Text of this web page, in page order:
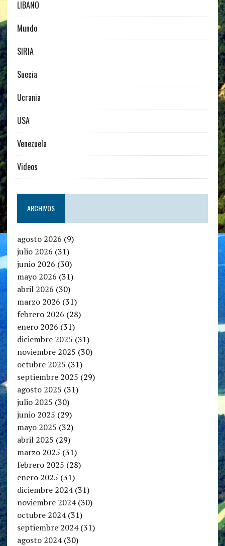
LIBANO
Mundo
SIRIA
Suecia
Ucrania
USA
Venezuela
Videos
ARCHIVOS
agosto 2026 (9)
julio 2026 (31)
junio 2026 (30)
mayo 2026 (31)
abril 2026 (30)
marzo 2026 (31)
febrero 2026 (28)
enero 2026 (31)
diciembre 2025 (31)
noviembre 2025 (30)
octubre 2025 (31)
septiembre 2025 (29)
agosto 2025 (31)
julio 2025 (30)
junio 2025 (29)
mayo 2025 (32)
abril 2025 (29)
marzo 2025 (31)
febrero 2025 (28)
enero 2025 (31)
diciembre 2024(31)
noviembre 2024(30)
octubre 2024(31)
septiembre 2024(31)
agosto 2024(30)